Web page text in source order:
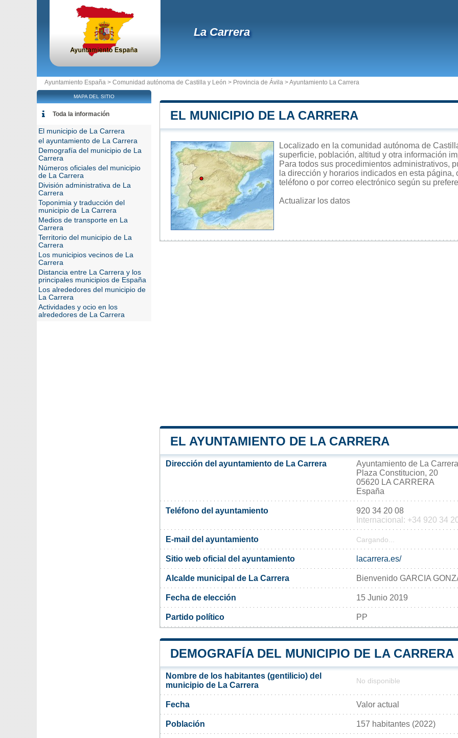
La Carrera
Ayuntamiento España > Comunidad autónoma de Castilla y León > Provincia de Ávila >Ayuntamiento La Carrera
EL MUNICIPIO DE LA CARRERA
Localizado en la comunidad autónoma de
superficie, población, altitud y otra información
Para todos sus procedimientos administrativos,
la dirección y horarios indicados en esta
teléfono o por correo electrónico según su
Actualizar los datos
EL AYUNTAMIENTO DE LA CARRERA
Dirección del ayuntamiento de La Carrera
Ayuntamiento de La Carrera
Plaza Constitucion, 20
05620 LA CARRERA
España
Teléfono del ayuntamiento
920 34 20 08
Internacional: +34 920 34
E-mail del ayuntamiento Cargando...
Sitio web oficial del ayuntamiento lacarrera.es/
Alcalde municipal de La Carrera Bienvenido GARCIA
Fecha de elección 15 Junio 2019
Partido político PP
DEMOGRAFÍA DEL MUNICIPIO DE LA CARRERA
Nombre de los habitantes (gentilicio) del
municipio de La Carrera
No disponible
Fecha Valor actual
Población 157 habitantes (2022)
MAPA DEL SITIO
Toda la información
El municipio de La Carrera
el ayuntamiento de La Carrera
Demografía del municipio de La
Carrera
Números oficiales del municipio
de La Carrera
División administrativa de La
Carrera
Toponimia y traducción del
municipio de La Carrera
Medios de transporte en La
Carrera
Territorio del municipio de La
Carrera
Los municipios vecinos de La
Carrera
Distancia entre La Carrera y los
principales municipios de España
Los alrededores del municipio de
La Carrera
Actividades y ocio en los
alrededores de La Carrera